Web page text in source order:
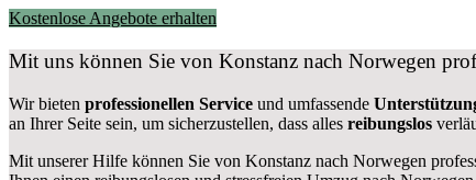
Kostenlose Angebote erhalten
Mit uns können Sie von Konstanz nach Norwegen
Wir bieten professionellen Service und umfassende
an Ihrer Seite sein, um sicherzustellen, dass alles reibungslos
Mit unserer Hilfe können Sie von Konstanz nach Norwegen